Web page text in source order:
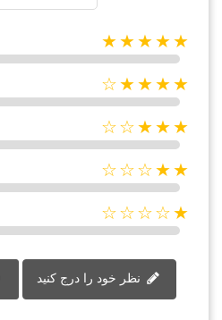
★★★★★
★★★★☆
★★★☆☆
★★☆☆☆
★☆☆☆☆